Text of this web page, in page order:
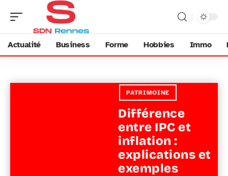
Actualité Business Forme Hobbies Immo
PATRIMOINE
Différence
entre IPC et
inflation :
explications et
exemples